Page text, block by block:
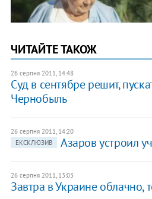
ЧИТАЙТЕ ТАКОЖ
26 серпня 2011, 14:48
Суд в сентябре решит,
Чернобыль
26 серпня 2011, 14:20
ЕКСКЛЮЗИВ
Азаров устроил
26 серпня 2011, 13:03
Завтра в Украине облачно,